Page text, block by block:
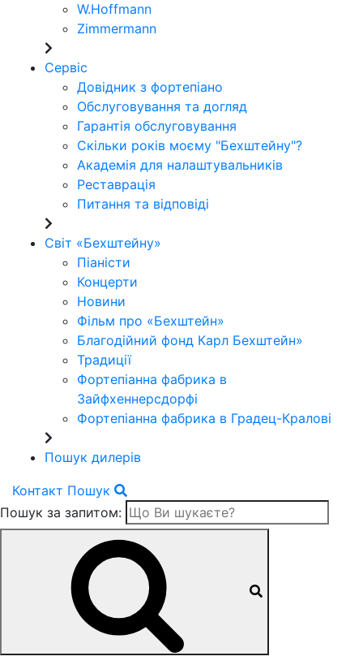
W.Hoffmann
Zimmermann
Сервіс
Довідник з фортепіано
Обслуговування та догляд
Гарантія обслуговування
Скільки років моєму "Бехштейну"?
Академія для налаштувальників
Реставрація
Питання та відповіді
Світ «Бехштейну»
Піаністи
Концерти
Новини
Фільм про «Бехштейн»
Благодійний фонд Карл Бехштейн»
Традиції
Фортепіанна фабрика в
Зайфхеннерсдорфi
Фортепіанна фабрика в Градец-Краловi
Пошук дилерів
Контакт Пошук
Пошук за запитом: